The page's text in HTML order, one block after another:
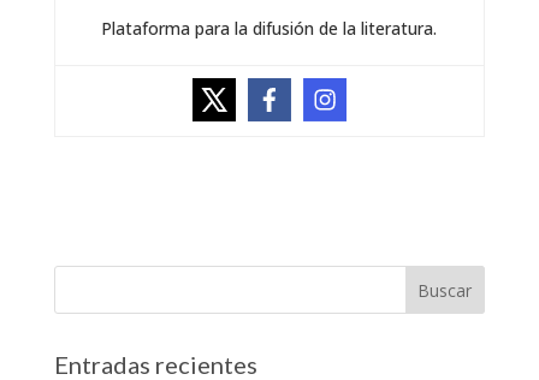
Plataforma para la difusión de la literatura.
Entradas recientes